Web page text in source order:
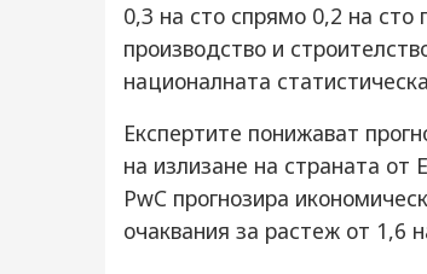
0,3 на сто спрямо 0,2 на
производство и
националната
Експертите понижават
на излизане на страната
PwC прогнозира
очаквания за растеж от 1,6